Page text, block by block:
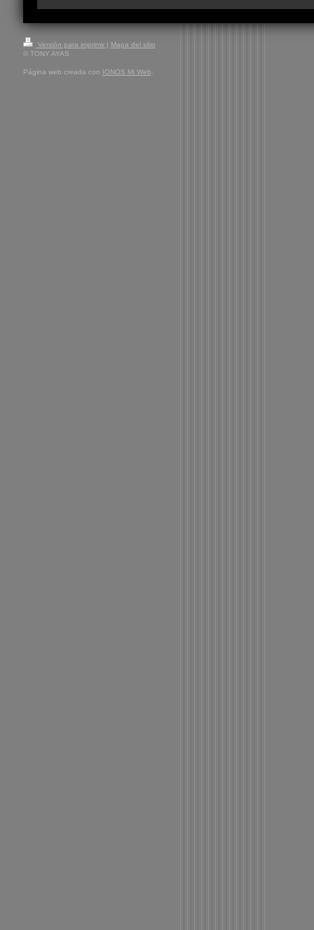
Versión para imprimir | Mapa del sitio
© TONY AYAS
Página web creada con IONOS Mi Web